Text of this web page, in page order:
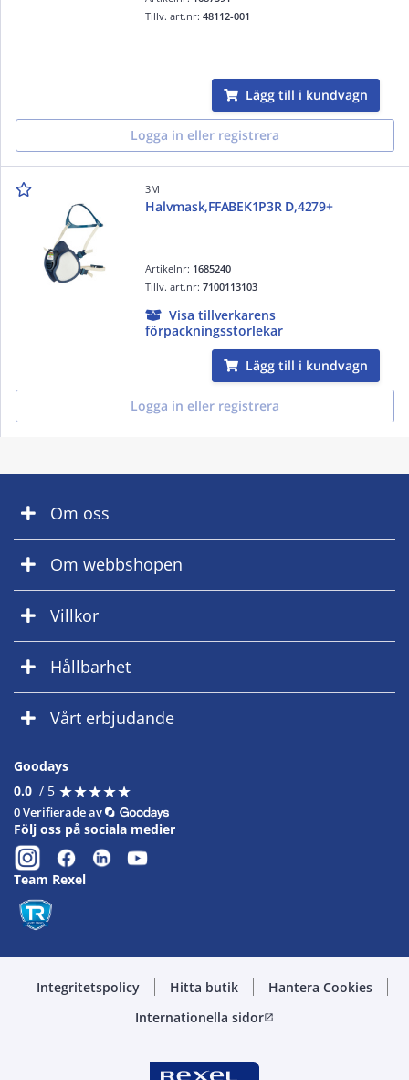
Tillv. art.nr:48112-001
Lägg till i kundvagn
Logga in eller registrera
3M
Halvmask,FFABEK1P3R D,4279+
Artikelnr: 1685240
Tillv. art.nr:7100113103
Visa tillverkarens
förpackningsstorlekar
Lägg till i kundvagn
Logga in eller registrera
Om oss
Om webbshopen
Villkor
Hållbarhet
Vårt erbjudande
Goodays
0.0 / 5 ★★★★★
★★★★★
0 Verifierade av
Följ oss på sociala medier
Team Rexel
Integritetspolicy Hitta butik
Hantera Cookies
Internationella sidoropen_in_new